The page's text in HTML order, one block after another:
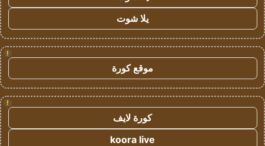
يلا شوت
!
موقع كورة
!
كورة لايف
koora live